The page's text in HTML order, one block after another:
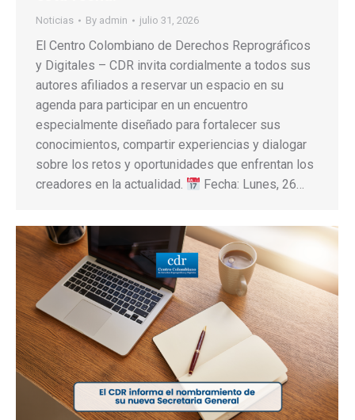
Noticias By admin julio 31, 2026
El Centro Colombiano de Derechos Reprográficos
y Digitales – CDR invita cordialmente a todos sus
autores afiliados a reservar un espacio en su
agenda para participar en un encuentro
especialmente diseñado para fortalecer sus
conocimientos, compartir experiencias y dialogar
sobre los retos y oportunidades que enfrentan los
creadores en la actualidad.
Fecha: Lunes, 26…